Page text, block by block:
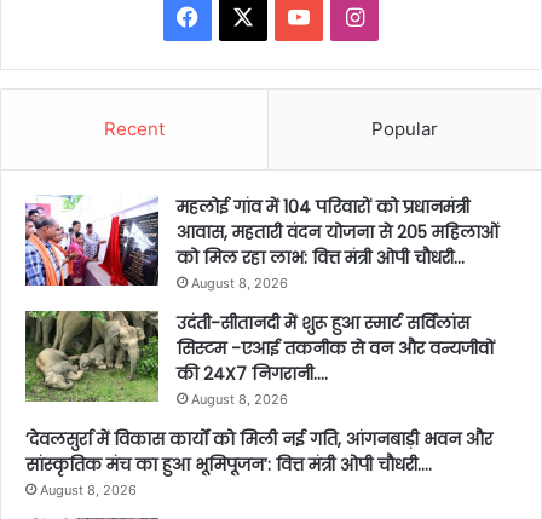
Facebook YouTubeInstagram
Recent Popular
महलोई गांव में 104 परिवारों को प्रधानमंत्री
आवास, महतारी वंदन योजना से 205 महिलाओं
को मिल रहा लाभ: वित्त मंत्री ओपी चौधरी…
August 8, 2026
उदंती-सीतानदी में शुरू हुआ स्मार्ट सर्विलांस
सिस्टम -एआई तकनीक से वन और वन्यजीवों
की 24X7 निगरानी….
August 8, 2026
’देवलसुर्रा में विकास कार्यों को मिली नई गति, आंगनबाड़ी भवन और
सांस्कृतिक मंच का हुआ भूमिपूजन’: वित्त मंत्री ओपी चौधरी….
August 8, 2026